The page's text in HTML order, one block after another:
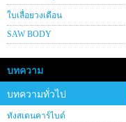
ใบเลื่อยวงเดือน
SAW BODY
บทความ
บทความทั่วไป
ทังสเตนคาร์ไบด์